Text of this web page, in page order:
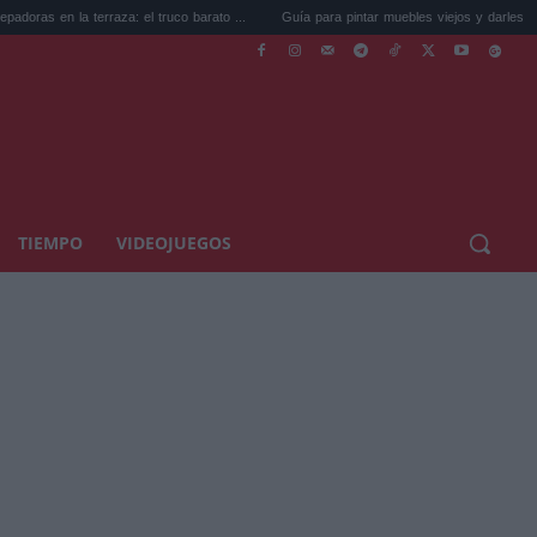
el truco barato ... Guía para pintar muebles viejos y darles una segun...
TIEMPO VIDEOJUEGOS